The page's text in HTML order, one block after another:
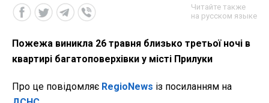
Читайте также
на русском языке
Пожежа виникла 26 травня близько третьої ночі в
квартирі багатоповерхівки у місті Прилуки
Про це повідомляє RegioNews із посиланням на